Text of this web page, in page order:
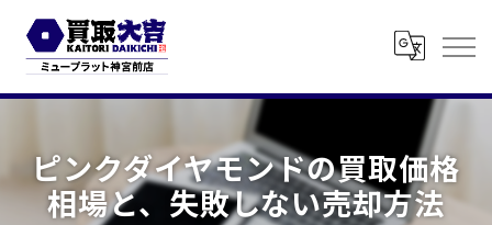
ピンクダイヤモンドの買取価格
相場と、失敗しない売却方法